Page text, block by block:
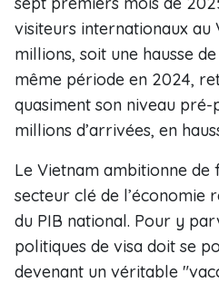
visiteurs internationaux au
millions, soit une hausse
même période en 2024,
quasiment son niveau pré-
millions d’arrivées, en
Le Vietnam ambitionne
secteur clé de l’économie
du PIB national. Pour y
politiques de visa doit se
devenant un véritable